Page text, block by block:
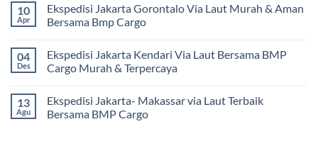
Murah
dan
Terpercaya
Cargo
Jakarta
ke
BMP
Cargo
komentar
pada
Ekspedisi
Kota
Bitung
Lebih
Kapal
Laut
10
Apr
Ekspedisi Jakarta Gorontalo Via Laut Murah & Aman
Bersama Bmp Cargo
komentar
pada
Ekspedisi
Via
Laut
Murah
04
Des
Ekspedisi Jakarta Kendari Via Laut Bersama BMP
Cargo Murah & Terpercaya
komentar
pada
Ekspedisi
13
Agu
Ekspedisi Jakarta- Makassar via Laut Terbaik
Bersama BMP Cargo